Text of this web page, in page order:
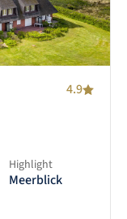
4.9
Highlight
Meerblick